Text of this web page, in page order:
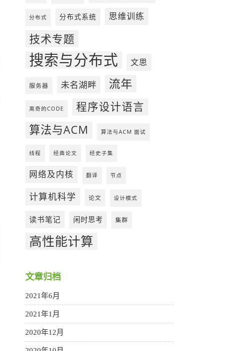
分布式 分布式系统 思维训练
技术专题
搜索与分布式 文思
服务器 未名湖畔 流年
离奇的CODE 程序设计语言
算法与ACM 算法与ACM 面试
线程 经典论文 经史子集
网络及内核 翻译 节点
计算机科学 论文 设计模式
读书笔记 闲时思考 集群
高性能计算
文章归档
2021年6月
2021年1月
2020年12月